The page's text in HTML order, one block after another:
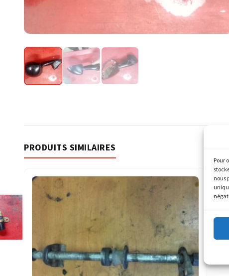
Pour
nous
PRODUITS SIMILAIRES